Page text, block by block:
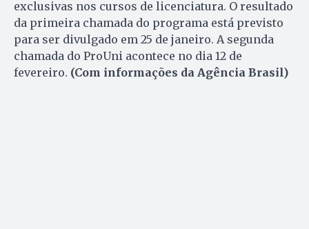
exclusivas nos cursos de licenciatura. O resultado
da primeira chamada do programa está previsto
para ser divulgado em 25 de janeiro. A segunda
chamada do ProUni acontece no dia 12 de
fevereiro. (Com informações da Agência Brasil)